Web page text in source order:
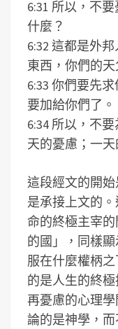
6:31 所以，不
什麼？
6:32 這都是外
東西，你們的天
6:33 你們要先
要加給你們了。
6:34 所以，不
天的憂慮；一天
這段經文的開
是承接上文的
命的終極主宰
的國」，同樣
服在什麼權柄
的是人生的終
再憂慮的心理
論的是神學，